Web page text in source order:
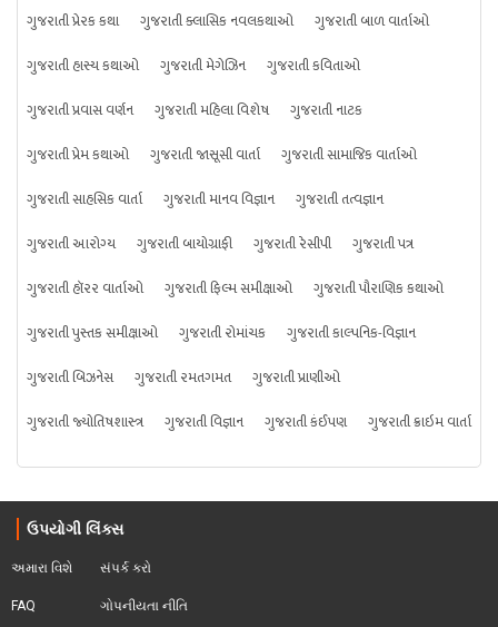
ગુજરાતી પ્રેરક કથા
ગુજરાતી ક્લાસિક નવલકથાઓ
ગુજરાતી બાળ વાર્તાઓ
ગુજરાતી હાસ્ય કથાઓ
ગુજરાતી મેગેઝિન
ગુજરાતી કવિતાઓ
ગુજરાતી પ્રવાસ વર્ણન
ગુજરાતી મહિલા વિશેષ
ગુજરાતી નાટક
ગુજરાતી પ્રેમ કથાઓ
ગુજરાતી જાસૂસી વાર્તા
ગુજરાતી સામાજિક વાર્તાઓ
ગુજરાતી સાહસિક વાર્તા
ગુજરાતી માનવ વિજ્ઞાન
ગુજરાતી તત્વજ્ઞાન
ગુજરાતી આરોગ્ય
ગુજરાતી બાયોગ્રાફી ગુજરાતી રેસીપી
ગુજરાતી પત્ર
ગુજરાતી હૉરર વાર્તાઓ
ગુજરાતી ફિલ્મ સમીક્ષાઓ
ગુજરાતી પૌરાણિક કથાઓ
ગુજરાતી પુસ્તક સમીક્ષાઓ
ગુજરાતી રોમાંચક
ગુજરાતી કાલ્પનિક-વિજ્ઞાન
ગુજરાતી બિઝનેસ
ગુજરાતી રમતગમત
ગુજરાતી પ્રાણીઓ
ગુજરાતી જ્યોતિષશાસ્ત્ર
ગુજરાતી વિજ્ઞાન ગુજરાતી કંઈપણ ગુજરાતી ક્રાઇમ વાર્તા
ઉપયોગી લિંક્સ
અમારા વિશે
FAQ
સંપર્ક કરો
ગોપનીયતા નીતિ